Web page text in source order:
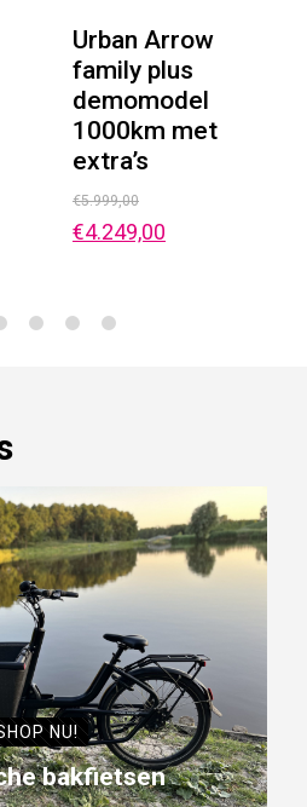
Urban Arrow
family plus
demomodel
1000km met
extra’s
€5.999,00
€4.249,00
NU!
bakfietsen